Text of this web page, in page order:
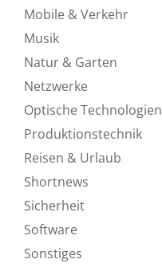
Mobile & Verkehr
Musik
Natur & Garten
Netzwerke
Optische Technologien
Produktionstechnik
Reisen & Urlaub
Shortnews
Sicherheit
Software
Sonstiges